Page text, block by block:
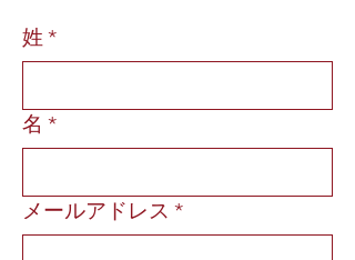
姓 *
名 *
メールアドレス *